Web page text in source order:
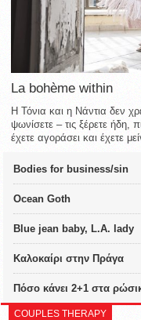
La bohème within
Η Τόνια και η Νάντια δεν
ψωνίσετε – τις ξέρετε ήδη,
έχετε αγοράσει και έχετε
Bodies for business/sin
Ocean Goth
Blue jean baby, L.A. lady
Καλοκαίρι στην Πράγα
Πόσο κάνει 2+1 στα
COUPLES THERAPY